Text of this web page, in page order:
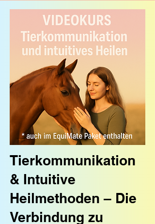
Tierkommunikation
& Intuitive
Heilmethoden – Die
Verbindung zu